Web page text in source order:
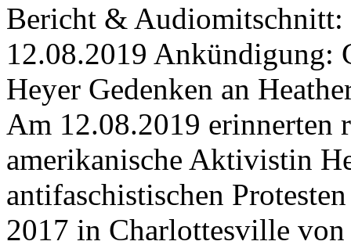
Bericht & Audiomitschnitt:
12.08.2019 Ankündigung:
Heyer Gedenken an
Am 12.08.2019 erinnerten
amerikanische Aktivistin
antifaschistischen
2017 in Charlottesville